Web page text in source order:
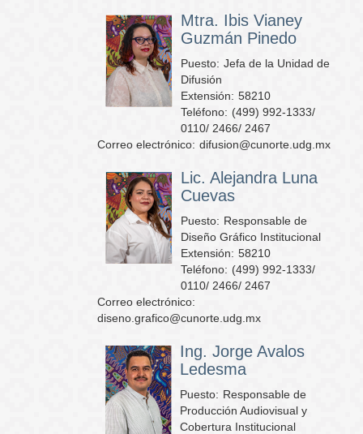
Mtra. Ibis Vianey
Guzmán Pinedo
Puesto: Jefa de la Unidad de
Difusión
Extensión: 58210
Teléfono: (499) 992-1333/
0110/ 2466/ 2467
Correo electrónico: difusion@cunorte.udg.mx
Lic. Alejandra Luna
Cuevas
Puesto: Responsable de
Diseño Gráfico Institucional
Extensión: 58210
Teléfono: (499) 992-1333/
0110/ 2466/ 2467
Correo electrónico:
diseno.grafico@cunorte.udg.mx
Ing. Jorge Avalos
Ledesma
Puesto: Responsable de
Producción Audiovisual y
Cobertura Institucional